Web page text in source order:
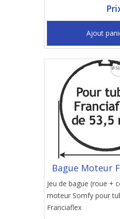
Ajout
Bague Moteur
Jeu de bague (roue +
moteur Somfy pour
Franciaflex